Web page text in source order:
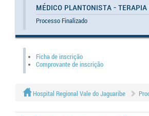
Médico Plantonista -
Processo Finalizado
Ficha de inscrição
Comprovante de inscrição
Hospital Regional Vale do Jaguaribe